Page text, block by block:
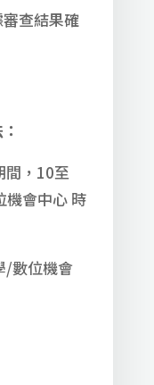
查結果確
間，10至
機會中心 時
/數位機會